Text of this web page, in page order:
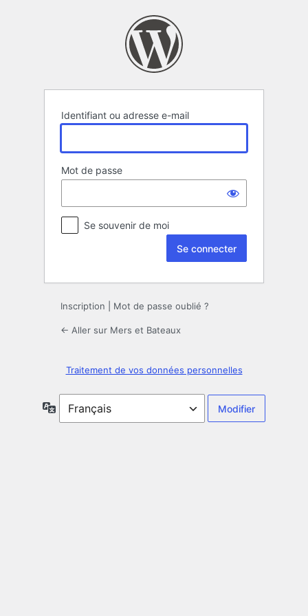
Identifiant ou adresse e-mail
Mot de passe
Se souvenir de moi
Inscription Mot de passe oublié ?
← Aller sur Mers et Bateaux
Traitement de vos données personnelles
Langue